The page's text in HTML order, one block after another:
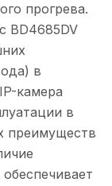
прогрева.
BD4685DV
в
камера
в
преимуществ